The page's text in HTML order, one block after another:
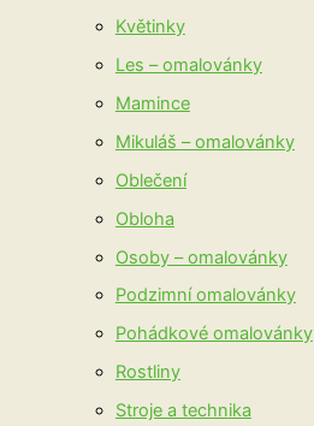
Květinky
Les – omalovánky
Mamince
Mikuláš – omalovánky
Oblečení
Obloha
Osoby – omalovánky
Podzimní omalovánky
Pohádkové omalovánky
Rostliny
Stroje a technika